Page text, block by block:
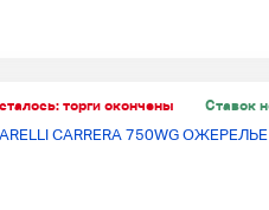
торги окончены Ставок
CARRERA 750WG